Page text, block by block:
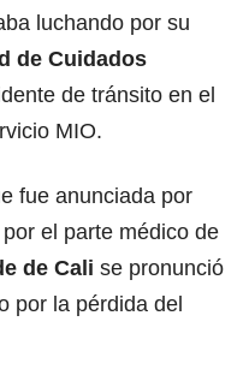
luchando por su
de Cuidados
de tránsito en el
MIO.
fue anunciada por
el parte médico de
de Cali se pronunció
por la pérdida del